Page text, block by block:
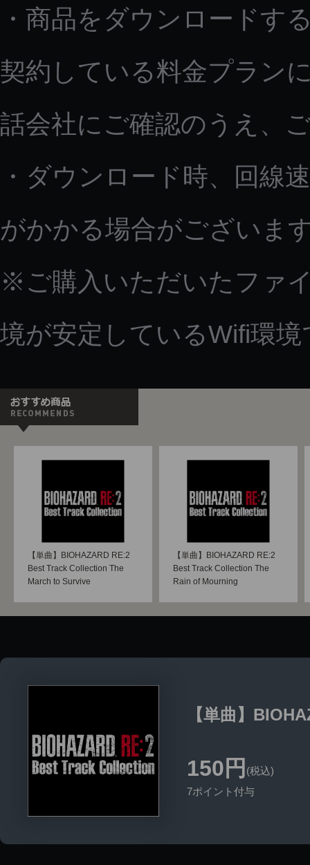
・商品をダウンロードす
契約している料金プラン
話会社にご確認のうえ、
・ダウンロード時、回線
がかかる場合がございま
※ご購入いただいたファ
境が安定しているWifi環
【単曲】BIOHAZARD RE:2
Best Track Collection The
March to Survive
【単曲】BIOHAZARD RE:2
Best Track Collection The
Rain of Mourning
【単曲】
150円 (税込)
7ポイント付与